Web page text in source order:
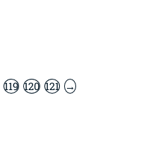
119 120 121 →